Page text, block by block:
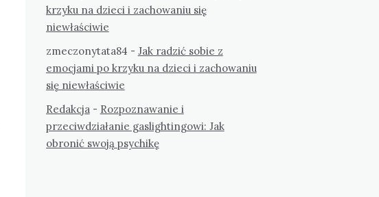
krzyku na dzieci i zachowaniu się
niewłaściwie
zmeczonytata84 - Jak radzić sobie z
emocjami po krzyku na dzieci i zachowaniu
się niewłaściwie
Redakcja - Rozpoznawanie i
przeciwdziałanie gaslightingowi: Jak
obronić swoją psychikę